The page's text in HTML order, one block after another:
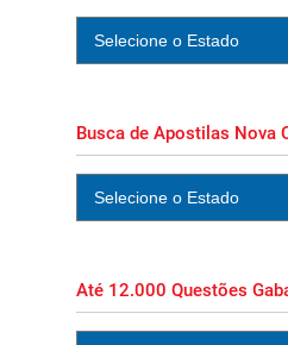
Busca de Apostilas Nova
Até 12.000 Questões